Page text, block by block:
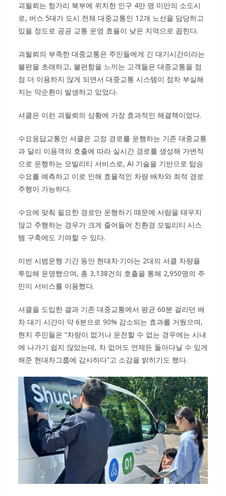
괴될뢰는 헝가리 북부에 위치한 인구 4만 명 미만의 소도시
로, 버스 5대가 도시 전체 대중교통인 12개 노선을 담당하고
있을 정도로 공공 교통 운영 효율이 낮은 지역으로 꼽힌다.
괴될뢰의 부족한 대중교통은 주민들에게 긴 대기시간이라는
불편을 초래하고, 불편함을 느끼는 고객들은 대중교통을 점
점 더 이용하지 않게 되면서 대중교통 시스템이 점차 부실해
지는 악순환이 발생하고 있었다.
셔클은 이런 괴될뢰의 상황에 가장 효과적인 해결책이었다.
수요응답교통인 셔클은 고정 경로를 운행하는 기존 대중교통
과 달리 이용객의 호출에 따라 실시간 경로를 생성해 가변적
으로 운행하는 모빌리티 서비스로, AI 기술을 기반으로 탑승
수요를 예측하고 이로 인해 효율적인 차량 배차와 최적 경로
주행이 가능하다.
수요에 맞춰 필요한 경로만 운행하기 때문에 사람을 태우지
않고 주행하는 경우가 크게 줄어들어 친환경 모빌리티 시스
템 구축에도 기여할 수 있다.
이번 시범운행 기간 동안 현대차·기아는 2대의 셔클 차량을
투입해 운영했으며, 총 3,138건의 호출을 통해 2,950명의 주
민이 서비스를 이용했다.
셔클을 도입한 결과 기존 대중교통에서 평균 60분 걸리던 배
차 대기 시간이 약 6분으로 90% 감소되는 효과를 거뒀으며,
현지 주민들은 “차량이 없거나 운전할 수 없는 경우에는 시내
에 나가기 쉽지 않았는데, 차 없어도 언제든 돌아다닐 수 있게
해준 현대차그룹에 감사하다”고 소감을 밝히기도 했다.